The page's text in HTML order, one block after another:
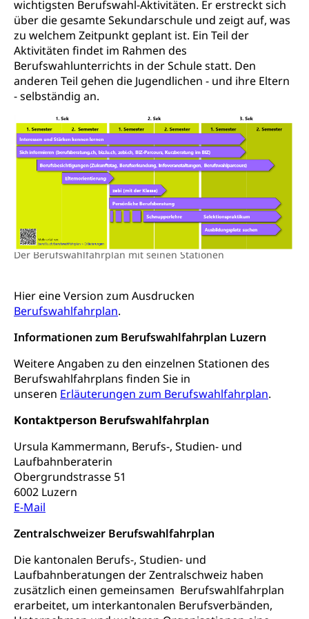
wichtigsten Berufswahl-Aktivitäten. Er erstreckt sich
über die gesamte Sekundarschule und zeigt auf, was
zu welchem Zeitpunkt geplant ist. Ein Teil der
Aktivitäten findet im Rahmen des
Berufswahlunterrichts in der Schule statt. Den
anderen Teil gehen die Jugendlichen - und ihre Eltern
- selbständig an.
Der Berufswahlfahrplan mit seinen Stationen
Hier eine Version zum Ausdrucken
Berufswahlfahrplan.
Informationen zum Berufswahlfahrplan Luzern
Weitere Angaben zu den einzelnen Stationen des
Berufswahlfahrplans finden Sie in
unseren Erläuterungen zum Berufswahlfahrplan.
Kontaktperson Berufswahlfahrplan
Ursula Kammermann, Berufs-, Studien- und
Laufbahnberaterin
Obergrundstrasse 51
6002 Luzern
E-Mail
Zentralschweizer Berufswahlfahrplan
Die kantonalen Berufs-, Studien- und
Laufbahnberatungen der Zentralschweiz haben
zusätzlich einen gemeinsamen Berufswahlfahrplan
erarbeitet, um interkantonalen Berufsverbänden,
Frühe Sprachförderung
Kindergarten & Basisstufe
Frühe Förderung
Konsumentenschutz
Konsumentenrechte, Produktsicherheit,
Preisüberwachung, Preisüberwacher,
Konsumentenorganisation, parallele Einfuhr,
regionale Erschöpfung, nationale Erschöpfung,
internationale Erschöpfung, Preisabsprache, Kartell,
Lebensmittelkontrolle und
Verbraucherschutz
Krankenversicherung
Unfallversicherung, Berufsunfallversicherung,
Krankheit, Unfall, Prämienverbilligung,
Krankenversicherung (WAS Luzern)
Prämienverbilligung (WAS Luzern)
Kranken- und Unfallversicherung
Lebensmittelsicherheit
sichere Lebensmittel, Lebensmittelkontrolle,
Lebensmittelhygiene, Produktesicherheit
Trinkwasser
Lebensmittel
Prävention
Gesundheitsvorsorge, Wellness, Unfallverhütung,
Tabakprävention, Primärprävention,
Darmkrebsvorsorge
Kantonales Tabakpräventionsprogramm
Gesundheitsförderung
Prävention (Polizei)
Suchtprävention
Soziale Sicherheit
Sozialversicherungen, Sozialpolitik,
Arbeitslosenversicherung,
Mutterschaftsversicherung, Krankenversicherung,
Unfallversicherung, Invalidenversicherung,
Sozialhilfe
Kranken- und Unfallversicherung
Soziales und Gesellschaft (Dienststelle)
Opferhilfe
Sucht und Drogen
Drogenabhängigkeit, Drogensucht,
Arzneimittelabhängigkeit, Suchtkrankheit,
Betäubungsmittel, Suchtmittel, Psychopharmaka
Fachstelle Sucht Region Luzern
Drogen (Polizei)
Gesundheitsversorgung
Gesundheitsversorgung, Spital, Pflegeinitiative,